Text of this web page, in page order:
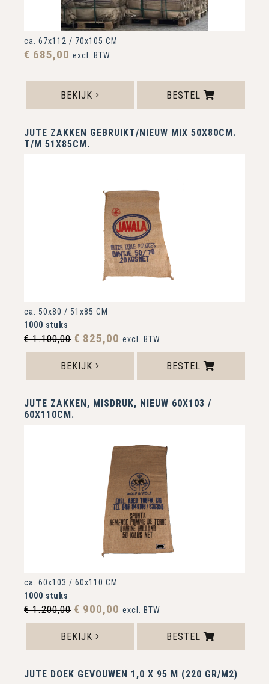
ca. 67x112 / 70x105 CM
€ 685,00 excl. BTW
BEKIJK BESTEL
JUTE ZAKKEN GEBRUIKT/NIEUW MIX 50X80CM.
T/M 51X85CM.
ca. 50x80 / 51x85 CM
1000 stuks
€ 1.100,00 € 825,00 excl. BTW
BEKIJK BESTEL
JUTE ZAKKEN, MISDRUK, NIEUW 60X103 /
60X110CM.
ca. 60x103 / 60x110 CM
1000 stuks
€ 1.200,00 € 900,00 excl. BTW
BEKIJK BESTEL
JUTE DOEK GEVOUWEN 1,0 X 95 M (220 GR/M2)